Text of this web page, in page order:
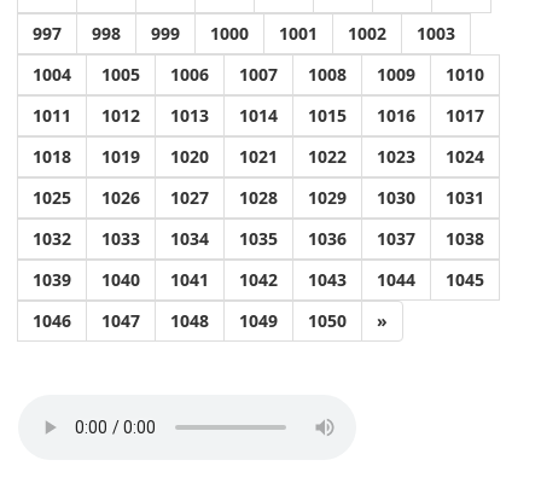
997
998 999 1000 1001 1002
1003
1004
1005 1006 1007 1008 1009
1010
1011
1012 1013 1014 1015 1016
1017
1018
1019 1020 1021 1022 1023
1024
1025
1026 1027 1028 1029 1030
1031
1032
1033 1034 1035 1036 1037
1038
1039
1040 1041 1042 1043 1044
1045
1046
1047 1048 1049 1050 »